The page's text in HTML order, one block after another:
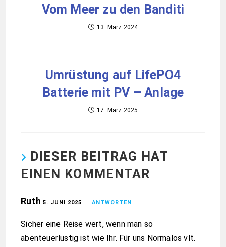
Vom Meer zu den Banditi
13. März 2024
Umrüstung auf LifePO4
Batterie mit PV – Anlage
17. März 2025
DIESER BEITRAG HAT
EINEN KOMMENTAR
Ruth5. JUNI 2025 ANTWORTEN
Sicher eine Reise wert, wenn man so
abenteuerlustig ist wie Ihr. Für uns Normalos vlt.